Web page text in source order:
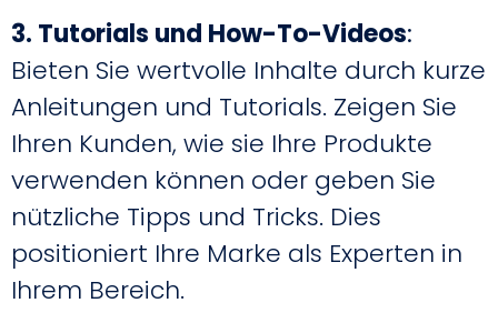
3. Tutorials und How-To-Videos:
Bieten Sie wertvolle Inhalte durch kurze
Anleitungen und Tutorials. Zeigen Sie
Ihren Kunden, wie sie Ihre Produkte
verwenden können oder geben Sie
nützliche Tipps und Tricks. Dies
positioniert Ihre Marke als Experten in
Ihrem Bereich.